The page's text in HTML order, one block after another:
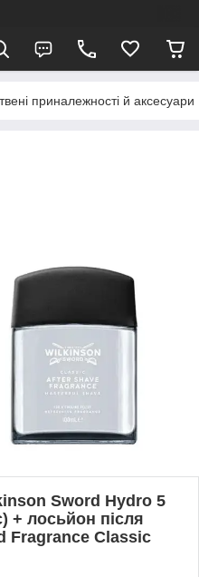
приналежності й аксесуари
Sword Hydro 5
+ лосьйон після
Fragrance Classic